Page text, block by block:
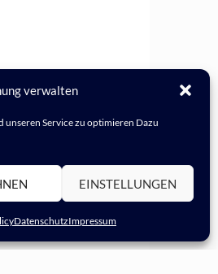
verwalten
unseren Service zu optimieren Dazu
EINSTELLUNGEN
DatenschutzImpressum